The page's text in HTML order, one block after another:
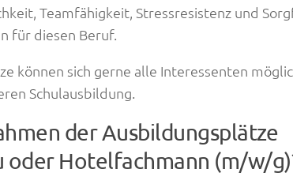
Teamfähigkeit, Stressresistenz und
für diesen Beruf.
können sich gerne alle Interessenten
Schulausbildung.
der Ausbildungsplätze
Hotelfachmann (m/w/